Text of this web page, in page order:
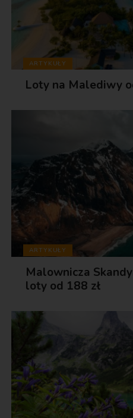
ARTYKUŁY
Loty na Malediwy
ARTYKUŁY
Malownicza
loty od 188 zł